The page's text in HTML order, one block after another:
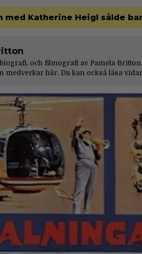
med Katherine Heigl sålde
och filmografi av Pamela
medverkar här. Du kan också läsa